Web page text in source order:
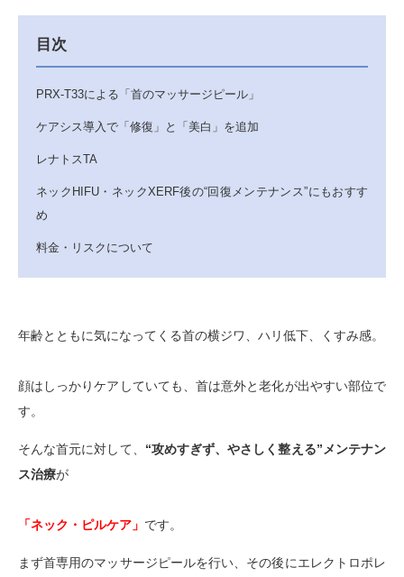
目次
PRX-T33による「首のマッサージピール」
ケアシス導入で「修復」と「美白」を追加
レナトスTA
ネックHIFU・ネックXERF後の“回復メンテナンス”にもおすす
め
料金・リスクについて
年齢とともに気になってくる首の横ジワ、ハリ低下、くすみ感。
顔はしっかりケアしていても、首は意外と老化が出やすい部位で
す。
そんな首元に対して、 “攻めすぎず、やさしく整える”メンテナン
ス治療が
「ネック・ピルケア」 です。
まず首専用のマッサージピールを行い、その後にエレクトロポレ